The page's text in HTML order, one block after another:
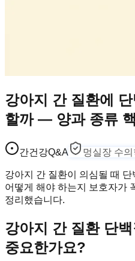
강아지 간 질환에
할까 — 양과 종류
간건강Q&A 멍실장 수
강아지 간 질환이 의심될 때
어떻게 해야 하는지 보호자가
정리했습니다.
강아지 간 질환 단
중요한가요?